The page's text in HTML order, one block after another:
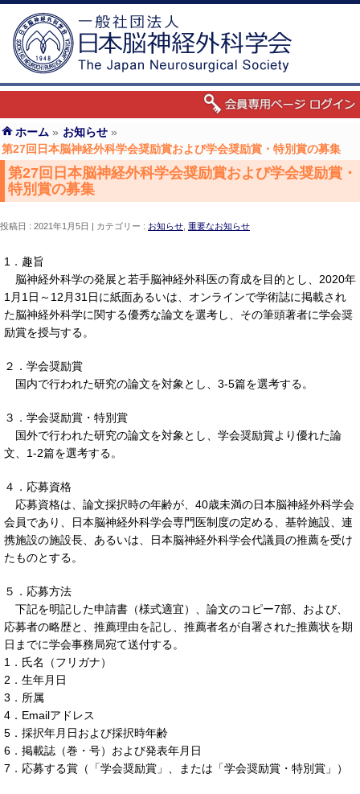
ホーム » お知らせ »
第27回日本脳神経外科学会奨励賞および学会奨励賞・特別賞の募集
第27回日本脳神経外科学会奨励賞および学会奨励賞・
特別賞の募集
投稿日 : 2021年1月5日 カテゴリー : お知らせ 重要なお知らせ
1．趣旨
脳神経外科学の発展と若手脳神経外科医の育成を目的とし、2020年
1月1日～12月31日に紙面あるいは、オンラインで学術誌に掲載され
た脳神経外科学に関する優秀な論文を選考し、その筆頭著者に学会奨
励賞を授与する。
２．学会奨励賞
国内で行われた研究の論文を対象とし、3-5篇を選考する。
３．学会奨励賞・特別賞
国外で行われた研究の論文を対象とし、学会奨励賞より優れた論
文、1-2篇を選考する。
４．応募資格
応募資格は、論文採択時の年齢が、40歳未満の日本脳神経外科学会
会員であり、日本脳神経外科学会専門医制度の定める、基幹施設、連
携施設の施設長、あるいは、日本脳神経外科学会代議員の推薦を受け
たものとする。
５．応募方法
下記を明記した申請書（様式適宜）、論文のコピー7部、および、
応募者の略歴と、推薦理由を記し、推薦者名が自署された推薦状を期
日までに学会事務局宛て送付する。
1．氏名（フリガナ）
2．生年月日
3．所属
4．Emailアドレス
5．採択年月日および採択時年齢
6．掲載誌（巻・号）および発表年月日
7．応募する賞（「学会奨励賞」、または「学会奨励賞・特別賞」）